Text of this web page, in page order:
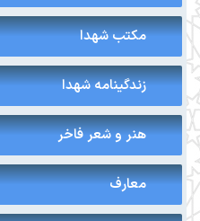
مکتب شهدا
زندگینامه شهدا
هنر و شعر فاخر
معارف